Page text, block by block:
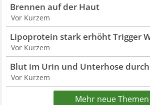
Brennen auf der Haut
Vor Kurzem
Lipoprotein stark erhöht Trigger
Vor Kurzem
Blut im Urin und Unterhose durch
Vor Kurzem
Mehr neue Themen